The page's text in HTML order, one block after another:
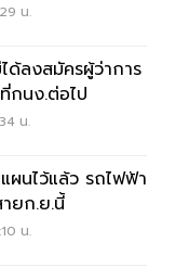
น.
ด้ลงสมัครผู้ว่าการ
กนง.ต่อไป
น.
ผนไว้แล้ว รถไฟฟ้า
ยก.ย.นี้
น.